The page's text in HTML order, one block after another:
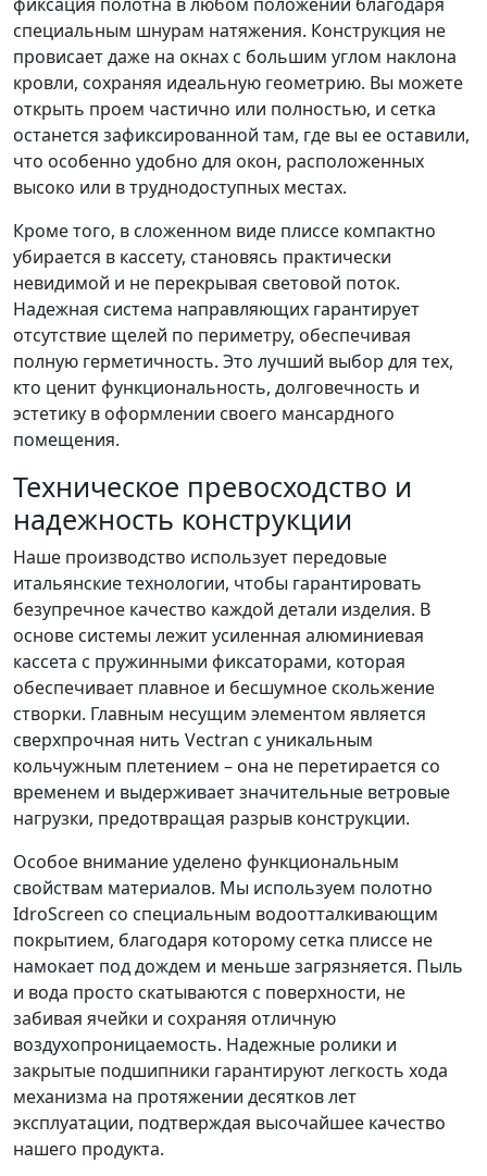
специальным шнурам натяжения. Конструкция не
провисает даже на окнах с большим углом наклона
кровли, сохраняя идеальную геометрию. Вы можете
открыть проем частично или полностью, и сетка
останется зафиксированной там, где вы ее оставили,
что особенно удобно для окон, расположенных
высоко или в труднодоступных местах.
Кроме того, в сложенном виде плиссе компактно
убирается в кассету, становясь практически
невидимой и не перекрывая световой поток.
Надежная система направляющих гарантирует
отсутствие щелей по периметру, обеспечивая
полную герметичность. Это лучший выбор для тех,
кто ценит функциональность, долговечность и
эстетику в оформлении своего мансардного
помещения.
Техническое превосходство и
надежность конструкции
Наше производство использует передовые
итальянские технологии, чтобы гарантировать
безупречное качество каждой детали изделия. В
основе системы лежит усиленная алюминиевая
кассета с пружинными фиксаторами, которая
обеспечивает плавное и бесшумное скольжение
створки. Главным несущим элементом является
сверхпрочная нить Vectran с уникальным
кольчужным плетением – она не перетирается со
временем и выдерживает значительные ветровые
нагрузки, предотвращая разрыв конструкции.
Особое внимание уделено функциональным
свойствам материалов. Мы используем полотно
IdroScreen со специальным водоотталкивающим
покрытием, благодаря которому сетка плиссе не
намокает под дождем и меньше загрязняется. Пыль
и вода просто скатываются с поверхности, не
забивая ячейки и сохраняя отличную
воздухопроницаемость. Надежные ролики и
закрытые подшипники гарантируют легкость хода
механизма на протяжении десятков лет
эксплуатации, подтверждая высочайшее качество
нашего продукта.